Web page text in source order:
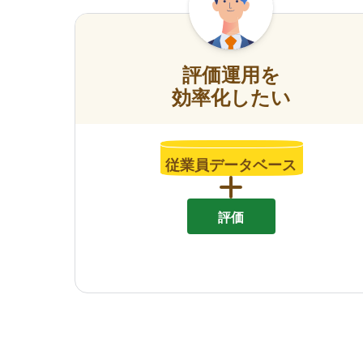
評価運用を
効率化したい
従業員データベース
評価